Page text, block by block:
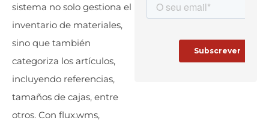
sistema no solo gestiona el
inventario de materiales,
sino que también
categoriza los artículos,
incluyendo referencias,
tamaños de cajas, entre
otros. Con flux.wms,